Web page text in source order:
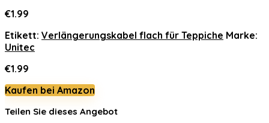
€1.99
Etikett: Verlängerungskabel flach für Teppiche Marke:
Unitec
€1.99
Kaufen bei Amazon
Teilen Sie dieses Angebot